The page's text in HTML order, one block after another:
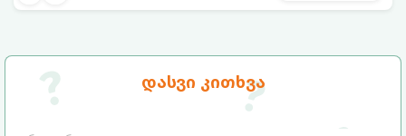
დასვი კითხვა
„ბლექაუტის“ ეფექტი).
მეცნიერული ხრიკები, რომლებიც
ტესტირებისას მაქსიმალური
კონცენტრაციის შენარჩუნებაში.
როგორ დაამარცხოთ საგამოცდო